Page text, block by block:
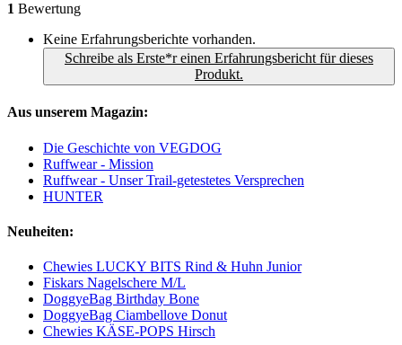
1 Bewertung
Keine Erfahrungsberichte vorhanden.
Schreibe als Erste*r einen Erfahrungsbericht für dieses
Produkt.
Aus unserem Magazin:
Die Geschichte von VEGDOG
Ruffwear - Mission
Ruffwear - Unser Trail-getestetes Versprechen
HUNTER
Neuheiten:
Chewies LUCKY BITS Rind & Huhn Junior
Fiskars Nagelschere M/L
DoggyeBag Birthday Bone
DoggyeBag Ciambellove Donut
Chewies KÄSE-POPS Hirsch